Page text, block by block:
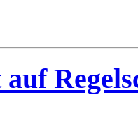
auf